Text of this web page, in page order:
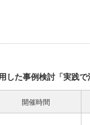
た事例検討「実践
開催時間